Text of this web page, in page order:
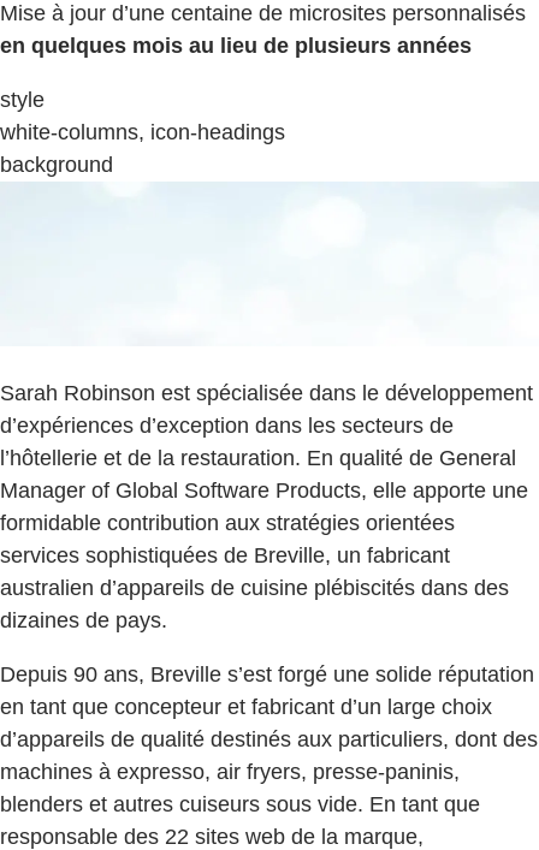
Mise à jour d’une centaine de microsites personnalisés
en quelques mois au lieu de plusieurs années
style
white-columns, icon-headings
background
Sarah Robinson est spécialisée dans le développement
d’expériences d’exception dans les secteurs de
l’hôtellerie et de la restauration. En qualité de General
Manager of Global Software Products, elle apporte une
formidable contribution aux stratégies orientées
services sophistiquées de Breville, un fabricant
australien d’appareils de cuisine plébiscités dans des
dizaines de pays.
Depuis 90 ans, Breville s’est forgé une solide réputation
en tant que concepteur et fabricant d’un large choix
d’appareils de qualité destinés aux particuliers, dont des
machines à expresso, air fryers, presse-paninis,
blenders et autres cuiseurs sous vide. En tant que
responsable des 22 sites web de la marque,